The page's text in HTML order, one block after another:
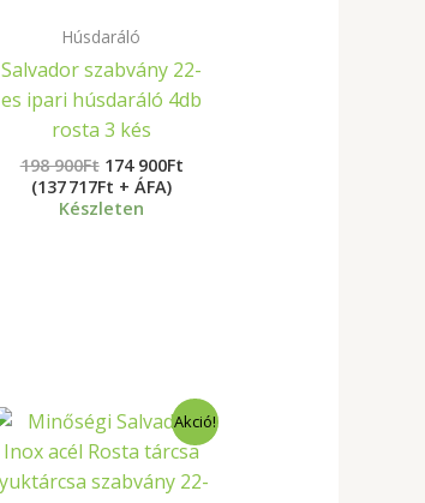
Húsdaráló
Salvador szabvány 22-
es ipari húsdaráló 4db
rosta 3 kés
198 900Ft 174 900Ft
(137 717Ft + ÁFA)
Készleten
Akció!
Original
price
was:
6
Current
price
is:
5